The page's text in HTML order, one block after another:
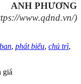
ANH PHƯƠNG
www.qdnd.vn/)
, phát biểu, chủ trì,
giá